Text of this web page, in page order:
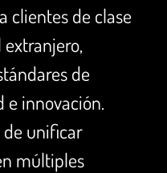
clientes de clase
de
innovación.
de unificar
múltiples